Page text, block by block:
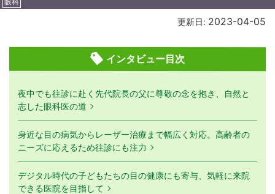
更新日: 2023-04-05
インタビュー目次
夜中でも往診に赴く先代院長の父に尊敬の念を抱き、自然と
志した眼科医の道
身近な目の病気からレーザー治療まで幅広く対応。高齢者の
ニーズに応えるため往診にも注力
デジタル時代の子どもたちの目の健康にも寄与、気軽に来院
できる医院を目指して